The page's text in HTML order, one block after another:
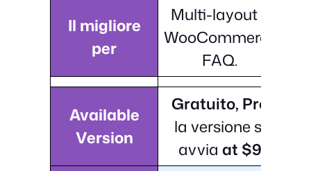
Il migliore
per
Multi-layout e
WooCommerce
FAQ.
Available
Version
Gratuito, Pro
la versione si
avvia at $9